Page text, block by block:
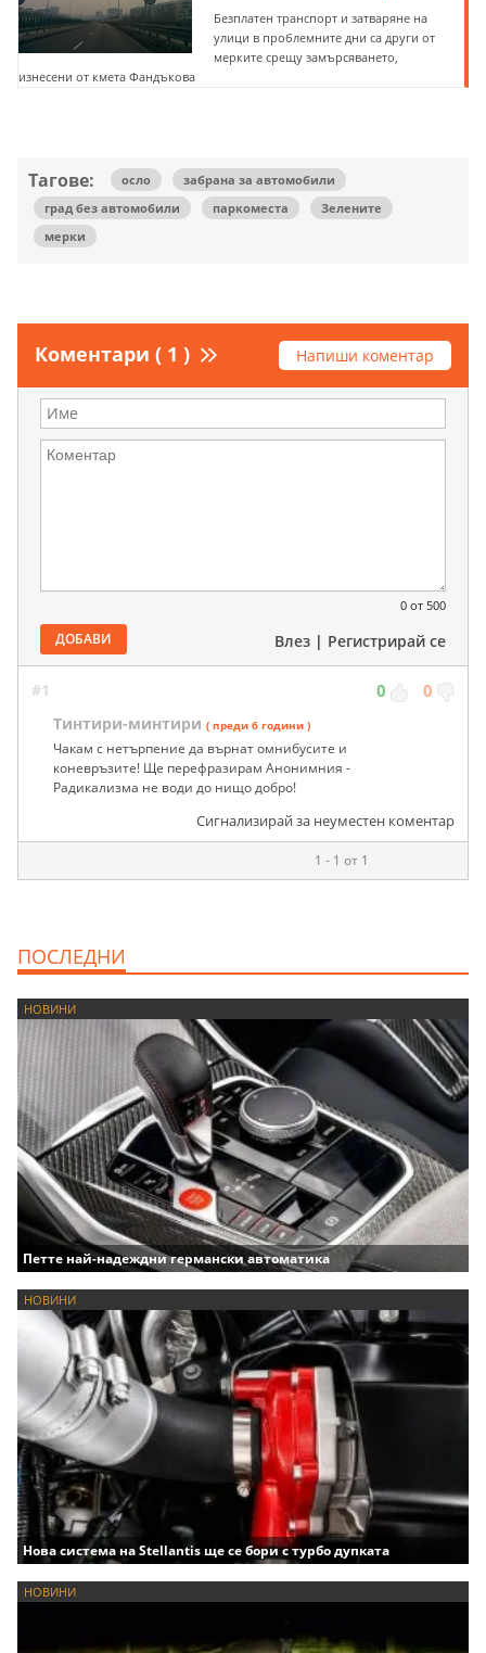
Безплатен транспорт и затваряне на
улици в проблемните дни са други от
мерките срещу замърсяването,
изнесени от кмета Фандъкова
Тагове: осло
забрана за автомобили
град без автомобили
паркоместа
Зелените
мерки
Коментари ( 1 ) Напиши коментар
0 от 500
ДОБАВИ Влез | Регистрирай се
#1 0 0
Тинтири-минтири ( преди 6 години )
Чакам с нетърпение да върнат омнибусите и
коневръзите! Ще перефразирам Анонимния -
Радикализма не води до нищо добро!
Сигнализирай за неуместен коментар
1 - 1 от 1
ПОСЛЕДНИ
НОВИНИ
Петте най-надеждни германски автоматика
НОВИНИ
Нова система на Stellantis ще се бори с турбо дупката
НОВИНИ